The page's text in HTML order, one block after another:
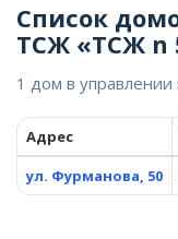
Список
ТСЖ «ТСЖ n
1 дом в управлении
Адрес
ул. Фурманова, 50